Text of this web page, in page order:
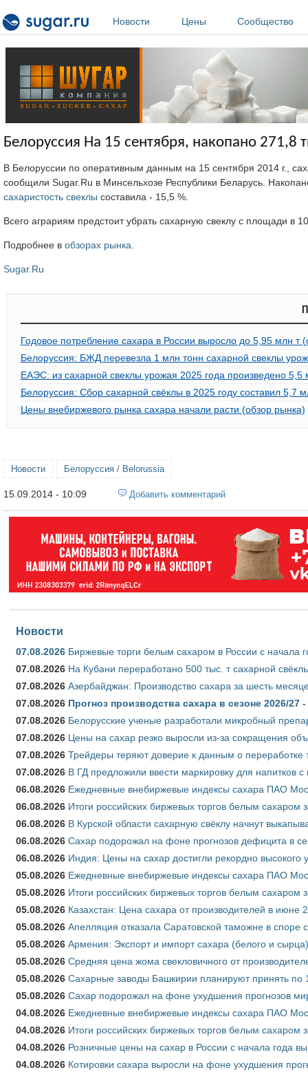
Новости
Цены Сообщество
Белоруссия На 15 сентября, накопано 271,8
В Белоруссии по оперативным данным на 15 сентября 2014 г.,
сообщили Sugar.Ru в Минсельхозе Республики Беларусь.
сахаристость свеклы составила - 15,5 %.
Всего аграриям предстоит убрать сахарную свеклу с площади в
Подробнее в обзорах рынка
Sugar.Ru
Годовое потребление сахара в России выросло до 5,95 млн т
Белоруссия: БЖД перевезла 1 млн тонн сахарной свеклы
ЕАЭС: из сахарной свеклы урожая 2025 года произведено 5,5
Белоруссия: Сбор сахарной свёклы в 2025 году составил 5,7
Цены внебиржевого рынка сахара начали расти (обзор рынка)
Новости Белоруссия / Belorussia
15.09.2014 - 10:09 Добавить комментарий
Новости
07.08.2026 Биржевые торги белым сахаром в России с начала
07.08.2026 На Кубани переработано 500 тыс. т сахарной
07.08.2026 Азербайджан: Производство сахара за шесть
07.08.2026 Прогноз производства сахара в сезоне 2026/
07.08.2026 Белорусские ученые разработали микробный
07.08.2026 Цены на сахар резко выросли из-за сокращения
07.08.2026 Трейдеры теряют доверие к данным о переработке
07.08.2026 В ГД предложили ввести маркировку для напитков
06.08.2026 Ежедневные внебиржевые индексы сахара ПАО
06.08.2026 Итоги российских биржевых торгов белым сахаром
06.08.2026 В Курской области сахарную свёклу начнут
06.08.2026 Сахар подорожал на фоне прогнозов дефицита в
06.08.2026 Индия: Цены на сахар достигли рекордно высокого
05.08.2026 Ежедневные внебиржевые индексы сахара ПАО
05.08.2026 Итоги российских биржевых торгов белым сахаром
05.08.2026 Казахстан: Цена сахара от производителей в июне
05.08.2026 Апелляция отказала Саратовской таможне в
05.08.2026 Армения: Экспорт и импорт сахара (белого и
05.08.2026 Средняя цена жома свекловичного от
05.08.2026 Сахарные заводы Башкирии планируют принять по
05.08.2026 Сахар подорожал на фоне ухудшения прогнозов
04.08.2026 Ежедневные внебиржевые индексы сахара ПАО
04.08.2026 Итоги российских биржевых торгов белым сахаром
04.08.2026 Розничные цены на сахар в России с начала года
04.08.2026 Котировки сахара выросли на фоне ухудшения